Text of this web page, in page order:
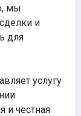
мы
и
для
услугу
и честная